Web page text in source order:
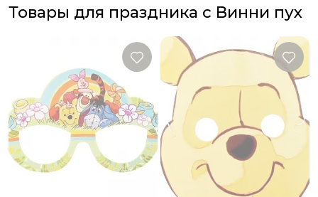
Товары для праздника с Винни пух